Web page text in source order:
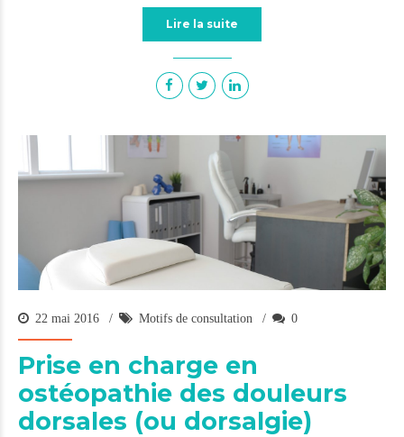
Lire la suite
22 mai 2016 Motifs de consultation 0
Prise en charge en
ostéopathie des douleurs
dorsales (ou dorsalgie)